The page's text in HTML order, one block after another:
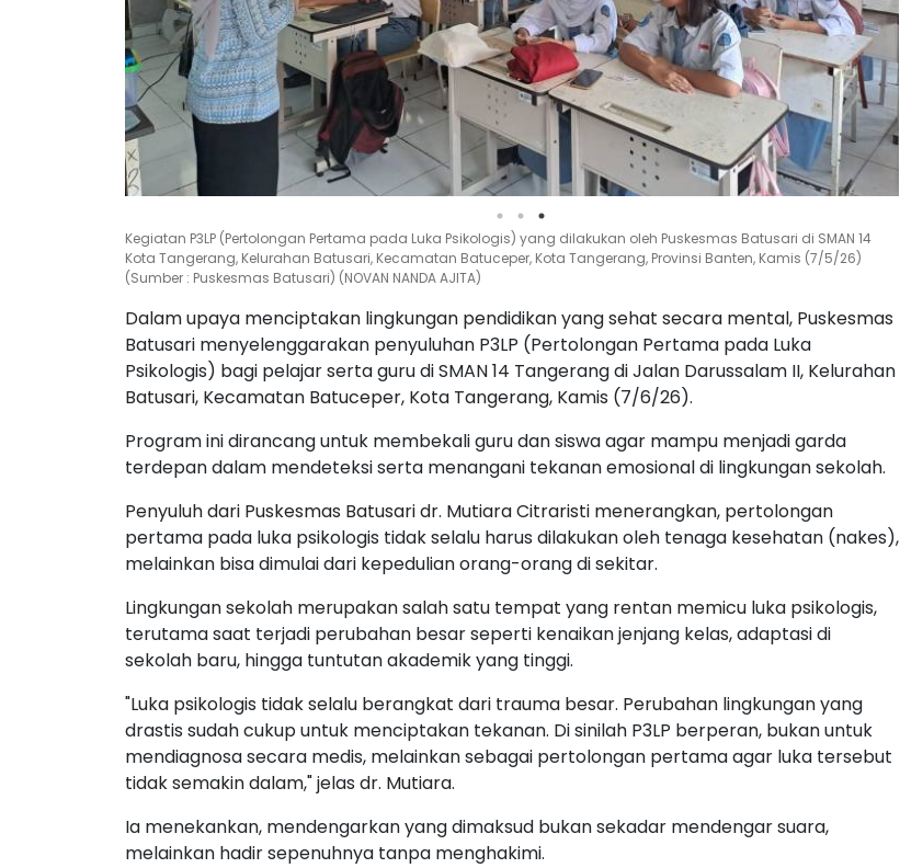
Kegiatan P3LP (Pertolongan Pertama pada Luka Psikologis) yang dilakukan oleh Puskesmas Batusari di SMAN 14
Kota Tangerang, Kelurahan Batusari, Kecamatan Batuceper, Kota Tangerang, Provinsi Banten, Kamis (7/5/26)
(Sumber : Puskesmas Batusari) (NOVAN NANDA AJITA)
Dalam upaya menciptakan lingkungan pendidikan yang sehat secara mental, Puskesmas
Batusari menyelenggarakan penyuluhan P3LP (Pertolongan Pertama pada Luka
Psikologis) bagi pelajar serta guru di SMAN 14 Tangerang di Jalan Darussalam II, Kelurahan
Batusari, Kecamatan Batuceper, Kota Tangerang, Kamis (7/6/26).
Program ini dirancang untuk membekali guru dan siswa agar mampu menjadi garda
terdepan dalam mendeteksi serta menangani tekanan emosional di lingkungan sekolah.
Penyuluh dari Puskesmas Batusari dr. Mutiara Citraristi menerangkan, pertolongan
pertama pada luka psikologis tidak selalu harus dilakukan oleh tenaga kesehatan (nakes),
melainkan bisa dimulai dari kepedulian orang-orang di sekitar.
Lingkungan sekolah merupakan salah satu tempat yang rentan memicu luka psikologis,
terutama saat terjadi perubahan besar seperti kenaikan jenjang kelas, adaptasi di
sekolah baru, hingga tuntutan akademik yang tinggi.
"Luka psikologis tidak selalu berangkat dari trauma besar. Perubahan lingkungan yang
drastis sudah cukup untuk menciptakan tekanan. Di sinilah P3LP berperan, bukan untuk
mendiagnosa secara medis, melainkan sebagai pertolongan pertama agar luka tersebut
tidak semakin dalam," jelas dr. Mutiara.
Ia menekankan, mendengarkan yang dimaksud bukan sekadar mendengar suara,
melainkan hadir sepenuhnya tanpa menghakimi.